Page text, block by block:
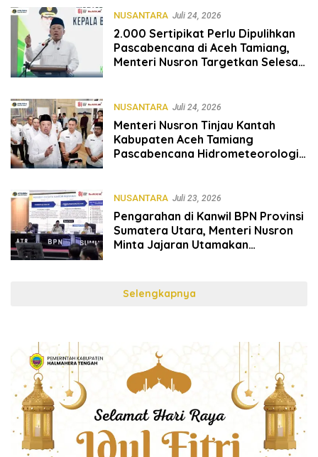
NUSANTARA Juli 24, 2026
2.000 Sertipikat Perlu Dipulihkan
Pascabencana di Aceh Tamiang,
Menteri Nusron Targetkan Selesai
NUSANTARA Juli 24, 2026
Menteri Nusron Tinjau Kantah
Kabupaten Aceh Tamiang
Pascabencana Hidrometeorologi
NUSANTARA Juli 23, 2026
Pengarahan di Kanwil BPN Provinsi
Sumatera Utara, Menteri Nusron
Minta Jajaran Utamakan
Selengkapnya